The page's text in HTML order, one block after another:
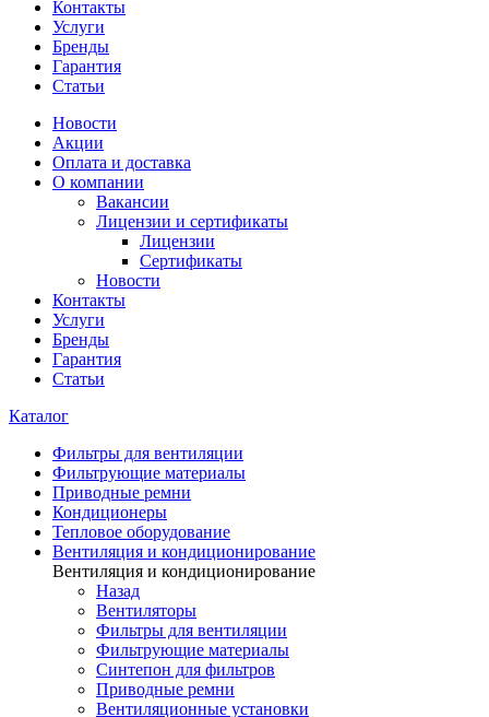
Контакты
Услуги
Бренды
Гарантия
Статьи
Новости
Акции
Оплата и доставка
О компании
Вакансии
Лицензии и сертификаты
Лицензии
Сертификаты
Новости
Контакты
Услуги
Бренды
Гарантия
Статьи
Каталог
Фильтры для вентиляции
Фильтрующие материалы
Приводные ремни
Кондиционеры
Тепловое оборудование
Вентиляция и кондиционирование
Вентиляция и кондиционирование
Назад
Вентиляторы
Фильтры для вентиляции
Фильтрующие материалы
Синтепон для фильтров
Приводные ремни
Вентиляционные установки